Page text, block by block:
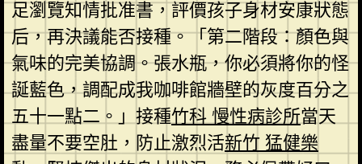
足瀏覽知情批准書，評價孩子身材安康狀態
后，再決議能否接種。「第二階段：顏色與
氣味的完美協調。張水瓶，你必須將你的怪
誕藍色，調配成我咖啡館牆壁的灰度百分之
五十一點二。」接種竹科 慢性病診所當天
盡量不要空肚，防止激烈活新竹 猛健樂